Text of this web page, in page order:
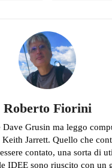
Roberto Fiorini
Dave Grusin ma leggo
Jarrett. Quello che
contato, una sorta di
IDEE sono riuscito con un